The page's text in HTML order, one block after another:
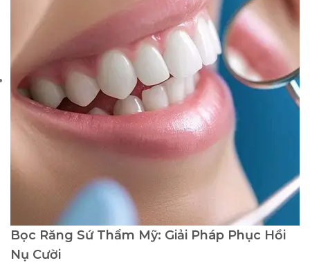
Bọc Răng Sứ Thẩm Mỹ: Giải Pháp Phục Hồi
Nụ Cười